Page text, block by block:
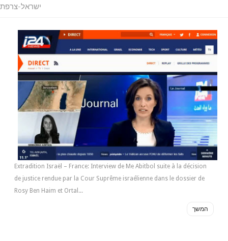
ישראל-צרפת
Extradition Israël – France: Interview de Me Abitbol suite à la décision
de justice rendue par la Cour Suprême israélienne dans le dossier de
Rosy Ben Haim et Ortal...
המשך